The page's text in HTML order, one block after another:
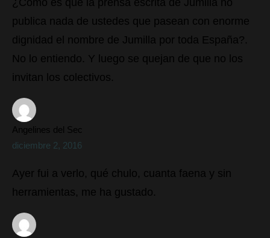
publica nada de ustedes que pasean con enorme
dignidad el nombre de Jumilla por toda España?.
No lo entiendo. Y luego se quejan de que no los
invitan los colectivos.
Angelines del Sec
diciembre 2, 2016
Ayer fui a verlo, qué chulo, cuanta faena y sin
herramientas, me ha gustado.